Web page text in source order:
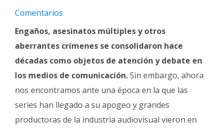
de
Familia
Clasificados
Comentarios
Engaños, asesinatos múltiples y otros
aberrantes crímenes se consolidaron hace
décadas como objetos de atención y debate en
los medios de comunicación.Sin embargo, ahora
nos encontramos ante una época en la que las
series han llegado a su apogeo y grandes
productoras de la industria audiovisual vieron en